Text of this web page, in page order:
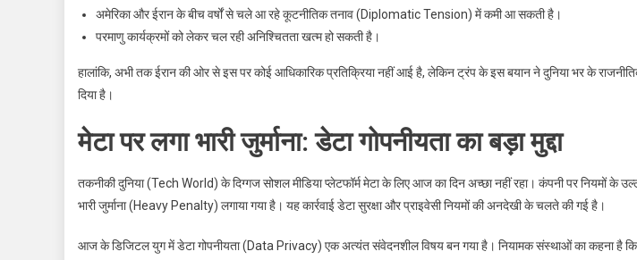
अमेरिका और ईरान के बीच वर्षों से चले आ रहे कूटनीतिक तनाव (Diplomatic Tension) में कमी आ सकती है।
परमाणु कार्यक्रमों को लेकर चल रही अनिश्चितता खत्म हो सकती है।
हालांकि, अभी तक ईरान की ओर से इस पर कोई आधिकारिक प्रतिक्रिया नहीं आई है, लेकिन ट्रंप के इस बयान ने दुनिया भर के
दिया है।
मेटा पर लगा भारी जुर्माना: डेटा गोपनीयता का बड़ा मुद्दा
तकनीकी दुनिया (Tech World) के दिग्गज सोशल मीडिया प्लेटफॉर्म मेटा के लिए आज का दिन अच्छा नहीं रहा। कंपनी पर नियमों
भारी जुर्माना (Heavy Penalty) लगाया गया है। यह कार्रवाई डेटा सुरक्षा और प्राइवेसी नियमों की अनदेखी के चलते की गई है।
आज के डिजिटल युग में डेटा गोपनीयता (Data Privacy) एक अत्यंत संवेदनशील विषय बन गया है। नियामक संस्थाओं का कहना है कि